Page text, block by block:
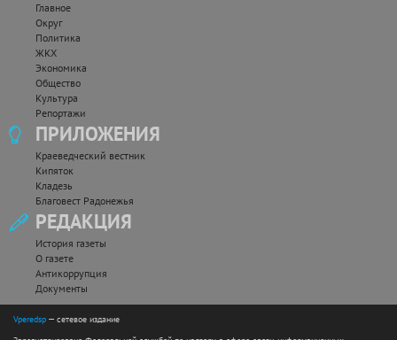
Главное
Округ
Политика
ЖКХ
Экономика
Общество
Культура
Репортажи
ПРИЛОЖЕНИЯ
Краеведческий вестник
Кипяток
Кладезь
Благовест Радонежья
РЕДАКЦИЯ
История газеты
О газете
Антикоррупция
Документы
Vperedsp — сетевое издание